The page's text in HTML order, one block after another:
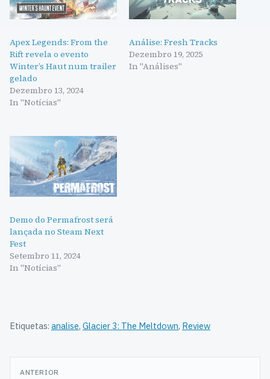
Apex Legends: From the
Rift revela o evento
Winter’s Haut num trailer
gelado
Dezembro 13, 2024
In "Notícias"
Análise: Fresh Tracks
Dezembro 19, 2025
In "Análises"
Demo do Permafrost será
lançada no Steam Next
Fest
Setembro 11, 2024
In "Notícias"
Etiquetas: analise, Glacier 3: The Meltdown, Review
Navegação
ANTERIOR